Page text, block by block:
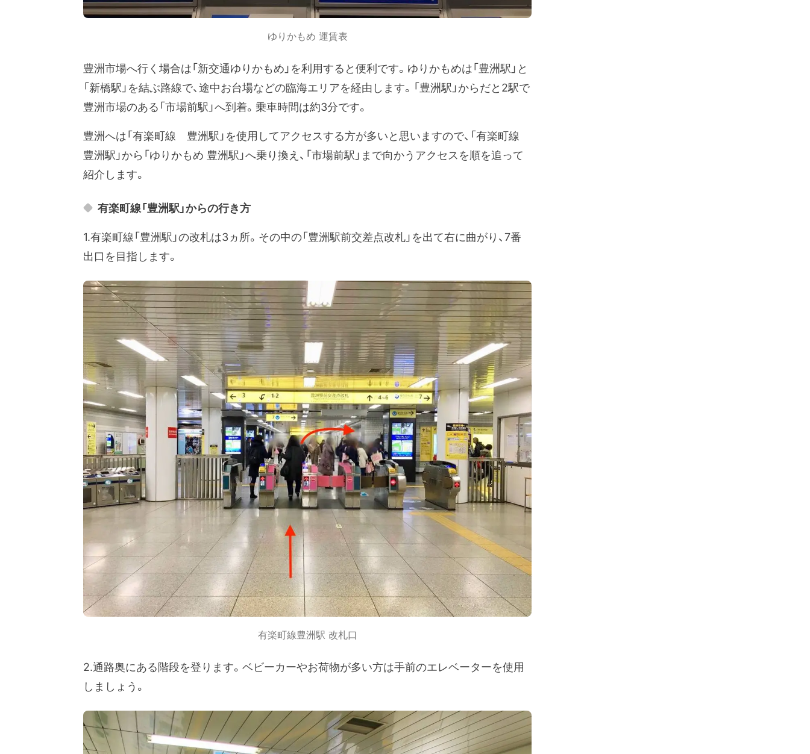
ゆりかもめ 運賃表
豊洲市場へ行く場合は「新交通ゆりかもめ」を利用すると便利です。ゆりかもめは「豊洲駅」と
「新橋駅」を結ぶ路線で、途中お台場などの臨海エリアを経由します。「豊洲駅」からだと2駅で
豊洲市場のある「市場前駅」へ到着。乗車時間は約3分です。
豊洲へは「有楽町線 豊洲駅」を使用してアクセスする方が多いと思いますので、「有楽町線
豊洲駅」から「ゆりかもめ 豊洲駅」へ乗り換え、「市場前駅」まで向かうアクセスを順を追って
紹介します。
有楽町線「豊洲駅」からの行き方
1.有楽町線「豊洲駅」の改札は3ヵ所。その中の「豊洲駅前交差点改札」を出て右に曲がり、7番
出口を目指します。
有楽町線豊洲駅 改札口
2.通路奥にある階段を登ります。ベビーカーやお荷物が多い方は手前のエレベーターを使用
しましょう。